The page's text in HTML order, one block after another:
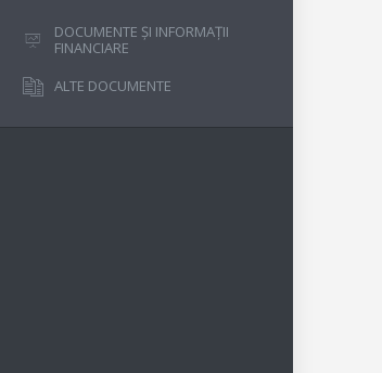
DOCUMENTE ȘI INFORMAȚII
FINANCIARE
ALTE DOCUMENTE